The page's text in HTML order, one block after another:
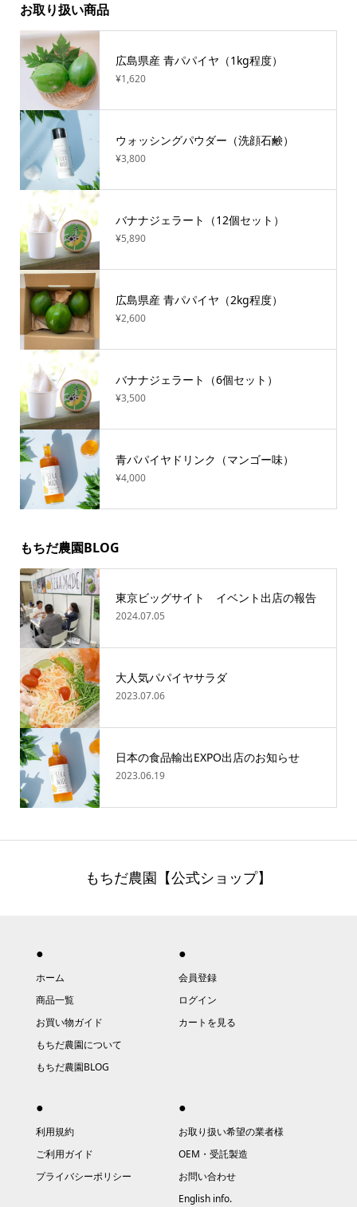
お取り扱い商品
広島県産 青パパイヤ（1kg程度）
¥1,620
ウォッシングパウダー（洗顔石鹸）
¥3,800
バナナジェラート（12個セット）
¥5,890
広島県産 青パパイヤ（2kg程度）
¥2,600
バナナジェラート（6個セット）
¥3,500
青パパイヤドリンク（マンゴー味）
¥4,000
もちだ農園BLOG
東京ビッグサイト イベント出店の報告
2024.07.05
大人気パパイヤサラダ
2023.07.06
日本の食品輸出EXPO出店のお知らせ
2023.06.19
もちだ農園【公式ショップ】
●
ホーム
商品一覧
お買い物ガイド
もちだ農園について
もちだ農園BLOG
●
会員登録
ログイン
カートを見る
●
利用規約
ご利用ガイド
プライバシーポリシー
●
お取り扱い希望の業者様
OEM・受託製造
お問い合わせ
English info.